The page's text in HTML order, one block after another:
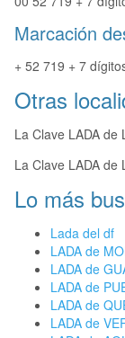
Marcación
+ 52 719 + 7
Otras
La Clave LADA de
La Clave LADA
Lo más
Lada del df
LADA de
LADA de
LADA de
LADA de
LADA de